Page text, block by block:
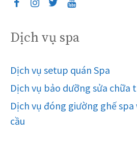
Dịch vụ spa
Dịch vụ setup quán Spa
Dịch vụ bảo dưỡng sửa chữa
Dịch vụ đóng giường ghế
cầu